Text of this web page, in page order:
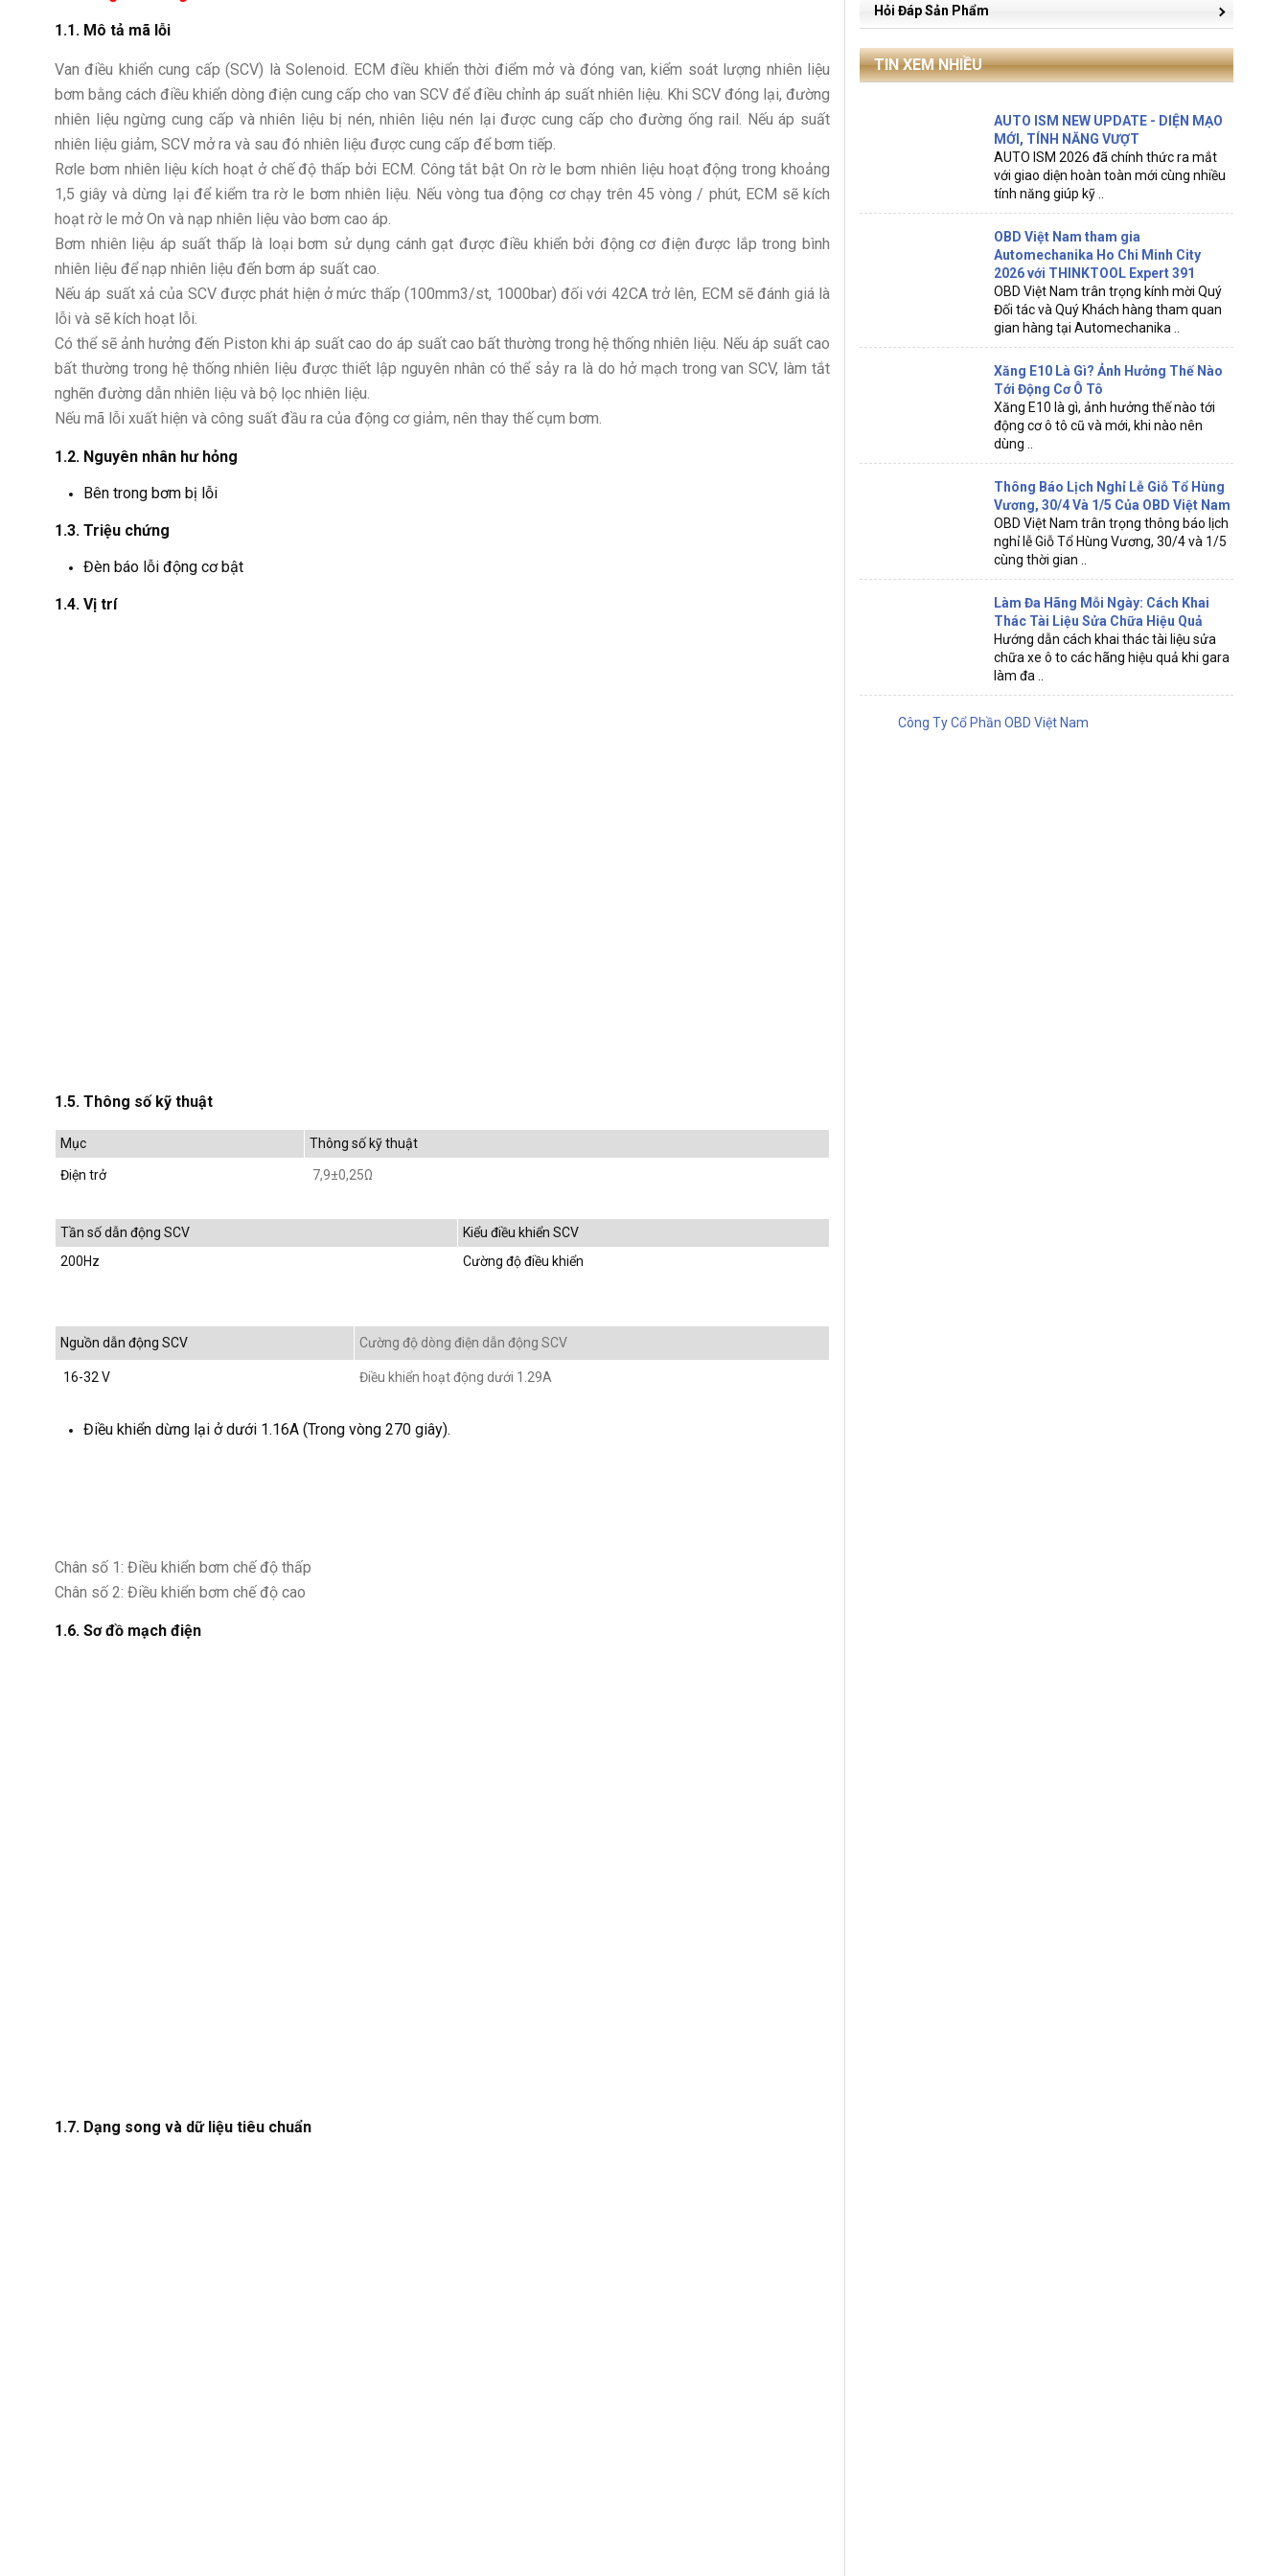
1.1. Mô tả mã lỗi
Van điều khiển cung cấp (SCV) là Solenoid. ECM điều khiển thời điểm mở và đóng van, kiểm soát lượng nhiên liệu
bơm bằng cách điều khiển dòng điện cung cấp cho van SCV để điều chỉnh áp suất nhiên liệu. Khi SCV đóng lại, đường
nhiên liệu ngừng cung cấp và nhiên liệu bị nén, nhiên liệu nén lại được cung cấp cho đường ống rail. Nếu áp suất
nhiên liệu giảm, SCV mở ra và sau đó nhiên liệu được cung cấp để bơm tiếp.
Rơle bơm nhiên liệu kích hoạt ở chế độ thấp bởi ECM. Công tắt bật On rờ le bơm nhiên liệu hoạt động trong khoảng
1,5 giây và dừng lại để kiểm tra rờ le bơm nhiên liệu. Nếu vòng tua động cơ chạy trên 45 vòng / phút, ECM sẽ kích
hoạt rờ le mở On và nạp nhiên liệu vào bơm cao áp.
Bơm nhiên liệu áp suất thấp là loại bơm sử dụng cánh gạt được điều khiển bởi động cơ điện được lắp trong bình
nhiên liệu để nạp nhiên liệu đến bơm áp suất cao.
Nếu áp suất xả của SCV được phát hiện ở mức thấp (100mm3/st, 1000bar) đối với 42CA trở lên, ECM sẽ đánh giá là
lỗi và sẽ kích hoạt lỗi.
Có thể sẽ ảnh hưởng đến Piston khi áp suất cao do áp suất cao bất thường trong hệ thống nhiên liệu. Nếu áp suất cao
bất thường trong hệ thống nhiên liệu được thiết lập nguyên nhân có thể sảy ra là do hở mạch trong van SCV, làm tắt
nghẽn đường dẫn nhiên liệu và bộ lọc nhiên liệu.
Nếu mã lỗi xuất hiện và công suất đầu ra của động cơ giảm, nên thay thế cụm bơm.
1.2. Nguyên nhân hư hỏng
Bên trong bơm bị lỗi
1.3. Triệu chứng
Đèn báo lỗi động cơ bật
1.4. Vị trí
1.5. Thông số kỹ thuật
Mục Thông số kỹ thuật
Điện trở 7,9±0,25Ω
Tần số dẫn động SCV
Kiểu điều khiển SCV
200Hz
Cường độ điều khiển
Nguồn dẫn động SCV Cường độ dòng điện dẫn động SCV
16-32 V Điều khiển hoạt động dưới 1.29A
Điều khiển dừng lại ở dưới 1.16A (Trong vòng 270 giây).
Chân số 1: Điều khiển bơm chế độ thấp
Chân số 2: Điều khiển bơm chế độ cao
1.6. Sơ đồ mạch điện
1.7. Dạng song và dữ liệu tiêu chuẩn
Hỏi Đáp Sản Phẩm
TIN XEM NHIỀU
AUTO ISM NEW UPDATE - DIỆN MẠO
MỚI, TÍNH NĂNG VƯỢT
AUTO ISM 2026 đã chính thức ra mắt
với giao diện hoàn toàn mới cùng nhiều
tính năng giúp kỹ ..
OBD Việt Nam tham gia
Automechanika Ho Chi Minh City
2026 với THINKTOOL Expert 391
OBD Việt Nam trân trọng kính mời Quý
Đối tác và Quý Khách hàng tham quan
gian hàng tại Automechanika ..
Xăng E10 Là Gì? Ảnh Hưởng Thế Nào
Tới Động Cơ Ô Tô
Xăng E10 là gì, ảnh hưởng thế nào tới
động cơ ô tô cũ và mới, khi nào nên
dùng ..
Thông Báo Lịch Nghỉ Lễ Giỗ Tổ Hùng
Vương, 30/4 Và 1/5 Của OBD Việt Nam
OBD Việt Nam trân trọng thông báo lịch
nghỉ lễ Giỗ Tổ Hùng Vương, 30/4 và 1/5
cùng thời gian ..
Làm Đa Hãng Mỗi Ngày: Cách Khai
Thác Tài Liệu Sửa Chữa Hiệu Quả
Hướng dẫn cách khai thác tài liệu sửa
chữa xe ô to các hãng hiệu quả khi gara
làm đa ..
Công Ty Cổ Phần OBD Việt Nam